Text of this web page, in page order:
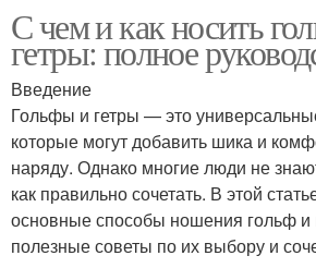
С чем и как носить
гетры: полное
Введение
Гольфы и гетры — это
которые могут добавить шика и
наряду. Однако многие люди не
как правильно сочетать. В этой
основные способы ношения гольф и
полезные советы по их выбору и